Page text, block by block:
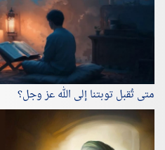
متى تُقبل توبتنا إلى الله عز وجل؟